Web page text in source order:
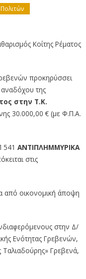
Κοίτης Ρέματος
προκηρύσσει
αναδόχου της
στην Τ.Κ.
30.000,00 € (με Φ.Π.Α.
541 ΑΝΤΙΠΛΗΜΜΥΡΙΚΑ
στις
από οικονομική άποψη
στην Δ/
Ενότητας Γρεβενών,
Γρεβενά,